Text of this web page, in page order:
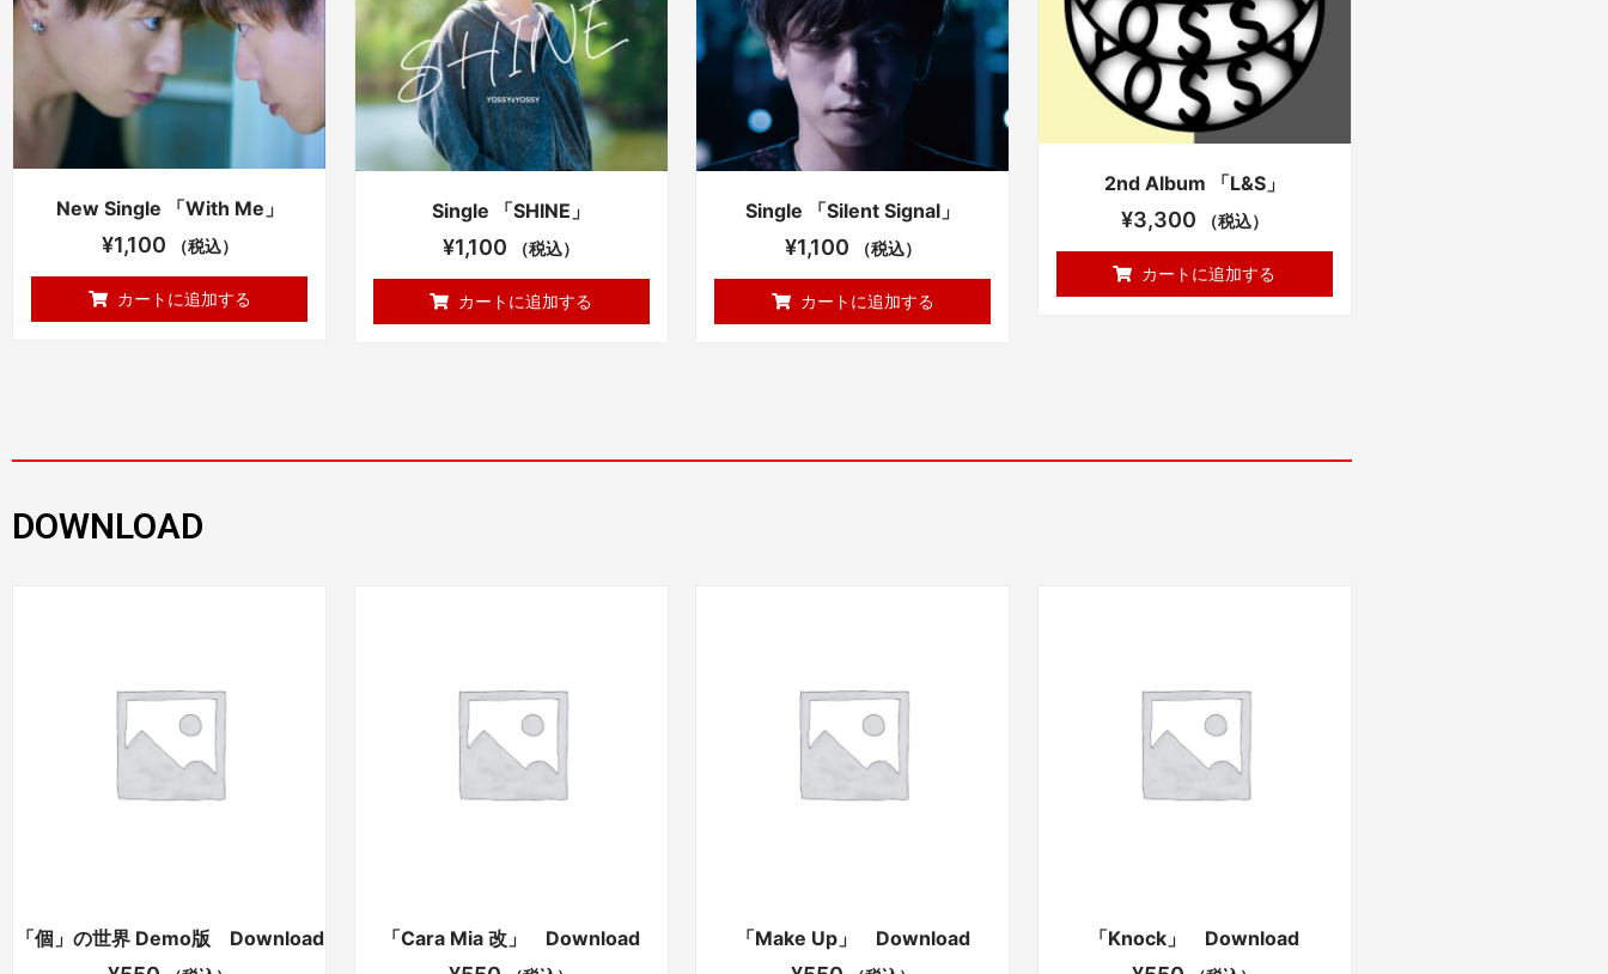
New Single 「With Me」
¥1,100 （税込）
カートに追加する
Single 「SHINE」
¥1,100 （税込）
カートに追加する
Single 「Silent Signal」
¥1,100 （税込）
カートに追加する
2nd Album 「L&S」
¥3,300 （税込）
カートに追加する
DOWNLOAD
「個」の世界 Demo版 Download 「Cara Mia 改」 Download 「Make Up」 Download 「Knock」 Download